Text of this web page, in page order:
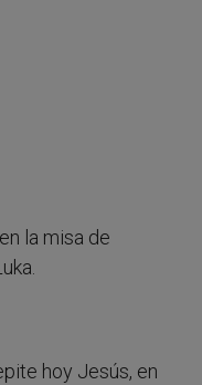
la misa de
hoy Jesús, en